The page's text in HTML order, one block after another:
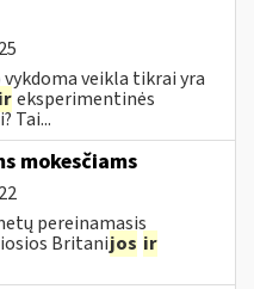
vykdoma veikla tikrai yra
ireksperimentinės
Tai...
mokesčiams
pereinamasis
Britanijos ir